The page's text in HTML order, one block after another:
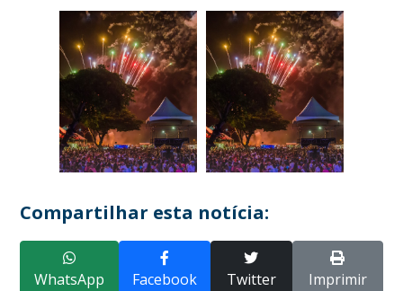
Compartilhar esta notícia:
WhatsApp Facebook Twitter Imprimir